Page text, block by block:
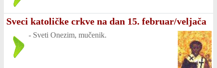
Sveci katoličke crkve na dan 15. februar/veljača
- Sveti Onezim, mučenik.